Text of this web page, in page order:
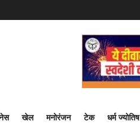
खेल मनोरंजन टेक धर्म ज्योतिष